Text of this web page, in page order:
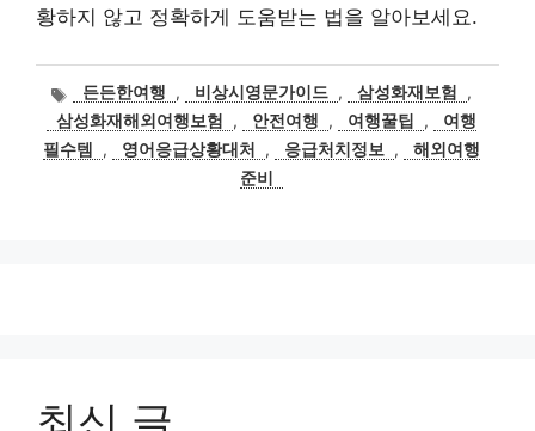
황하지 않고 정확하게 도움받는 법을 알아보세요.
태
그
든든한여행 , 비상시영문가이드 , 삼성화재보험
,
삼성화재해외여행보험
, 안전여행 , 여행꿀팁 ,
여행
필수템
, 영어응급상황대처 , 응급처치정보 ,
해외여행
준비
최신 글